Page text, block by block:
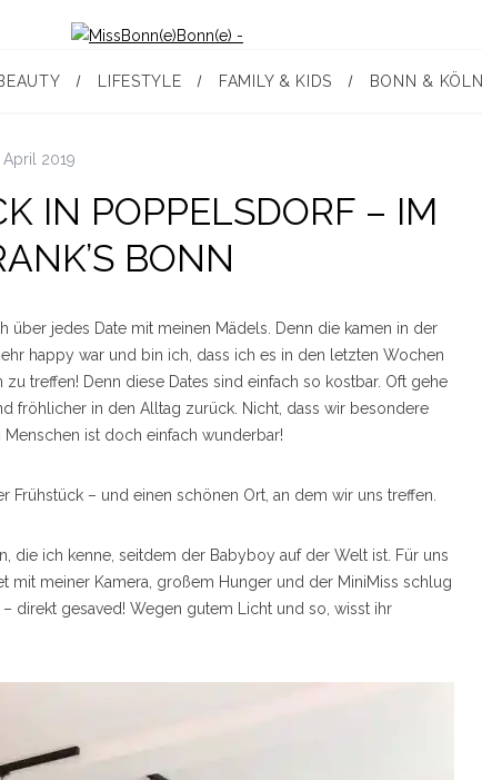
LIFESTYLE FAMILY & KIDS BONN & KÖLN
April 2019
IN POPPELSDORF – IM
BONN
über jedes Date mit meinen Mädels. Denn die kamen in der
happy war und bin ich, dass ich es in den letzten Wochen
treffen! Denn diese Dates sind einfach so kostbar. Oft gehe
fröhlicher in den Alltag zurück. Nicht, dass wir besondere
ist doch einfach wunderbar!
Frühstück – und einen schönen Ort, an dem wir uns treffen.
die ich kenne, seitdem der Babyboy auf der Welt ist. Für uns
mit meiner Kamera, großem Hunger und der MiniMiss schlug
direkt gesaved! Wegen gutem Licht und so, wisst ihr